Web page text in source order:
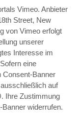
Vimeo. Anbieter
Street, New
von Vimeo erfolgt
unserer
Interesse im
eine
Consent-Banner
auf
Ihre Zustimmung
widerrufen.